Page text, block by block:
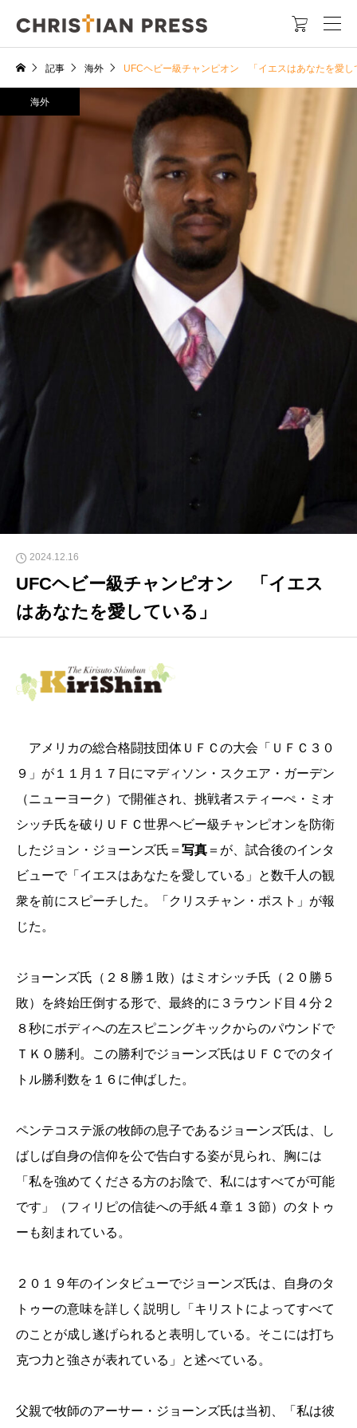

記事 海外 UFCヘビー級チャンピオン 「イエスはあなたを愛し
海外
2024.12.16
UFCヘビー級チャンピオン 「イエス
はあなたを愛している」
アメリカの総合格闘技団体ＵＦＣの大会「ＵＦＣ３０
９」が１１月１７日にマディソン・スクエア・ガーデン
（ニューヨーク）で開催され、挑戦者スティーぺ・ミオ
シッチ氏を破りＵＦＣ世界ヘビー級チャンピオンを防衛
したジョン・ジョーンズ氏＝ 写真 ＝が、試合後のインタ
ビューで「イエスはあなたを愛している」と数千人の観
衆を前にスピーチした。「クリスチャン・ポスト」が報
じた。
ジョーンズ氏（２８勝１敗）はミオシッチ氏（２０勝５
敗）を終始圧倒する形で、最終的に３ラウンド目４分２
８秒にボディへの左スピニングキックからのパウンドで
ＴＫＯ勝利。この勝利でジョーンズ氏はＵＦＣでのタイ
トル勝利数を１６に伸ばした。
ペンテコステ派の牧師の息子であるジョーンズ氏は、し
ばしば自身の信仰を公で告白する姿が見られ、胸には
「私を強めてくださる方のお陰で、私にはすべてが可能
です」（フィリピの信徒への手紙４章１３節）のタトゥ
ーも刻まれている。
２０１９年のインタビューでジョーンズ氏は、自身のタ
トゥーの意味を詳しく説明し「キリストによってすべて
のことが成し遂げられると表明している。そこには打ち
克つ力と強さが表れている」と述べている。
父親で牧師のアーサー・ジョーンズ氏は当初、「私は彼